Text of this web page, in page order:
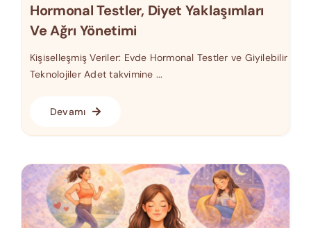
Hormonal Testler, Diyet Yaklaşımları
Ve Ağrı Yönetimi
Kişiselleşmiş Veriler: Evde Hormonal Testler ve Giyilebilir
Teknolojiler Adet takvimine ...
Devamı